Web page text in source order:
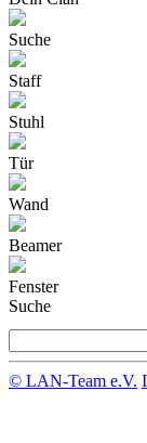
Suche
Staff
Stuhl
Tür
Wand
Beamer
Fenster
Suche
© LAN-Team e.V.